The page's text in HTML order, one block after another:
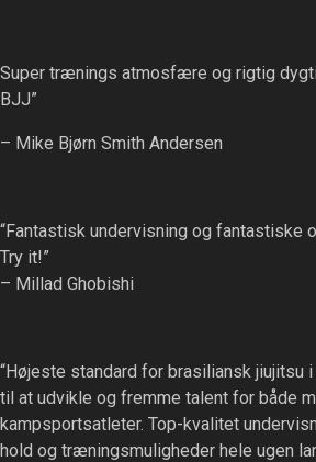
Super trænings atmosfære og rigtig
BJJ”
– Mike Bjørn Smith Andersen
“Fantastisk undervisning og fantastiske
Try it!”
– Millad Ghobishi
“Højeste standard for brasiliansk jiujitsu
til at udvikle og fremme talent for både
kampsportsatleter. Top-kvalitet
hold og træningsmuligheder hele ugen